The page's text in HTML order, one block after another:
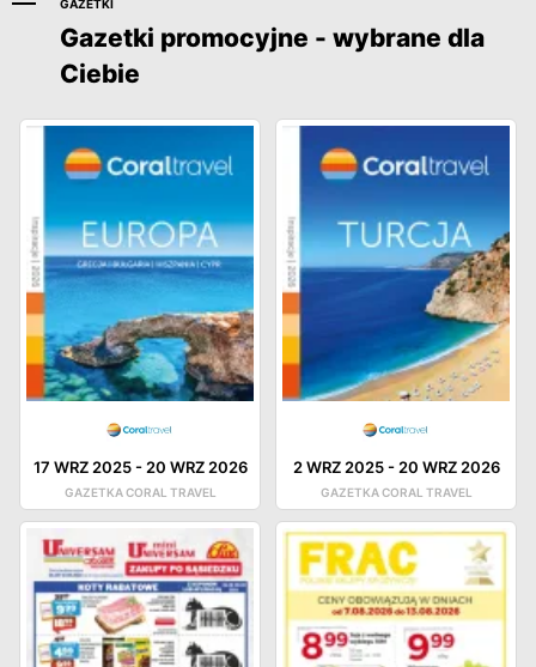
GAZETKI
Gazetki promocyjne - wybrane dla
Ciebie
17 WRZ 2025- 20 WRZ 2026
GAZETKA CORAL TRAVEL
2 WRZ 2025- 20 WRZ 2026
GAZETKA CORAL TRAVEL